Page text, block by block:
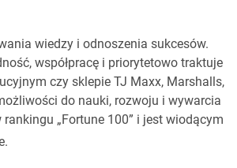
wiedzy i odnoszenia sukcesów.
współpracę i priorytetowo traktuje
czy sklepie TJ Maxx, Marshalls,
do nauki, rozwoju i wywarcia
rankingu „Fortune 100” i jest wiodącym